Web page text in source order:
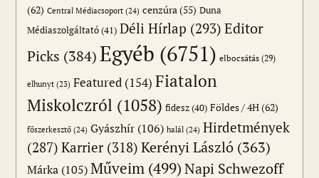
(62) Central Médiacsoport (24) cenzúra(55) Duna
Médiaszolgáltató(41) Déli Hírlap (293) Editor
Picks (384)Egyéb (6751) elbocsátás (29)
elhunyt (23) Featured (154) Fiatalon
Miskolczról (1058) fidesz(40) Földes / 4H(62)
főszerkesztő (24) Gyászhír (106) halál (24) Hirdetmények
(287) Karrier(318) Kerényi László (363)
Márka (105) Műveim (499)Napi Schwezoff